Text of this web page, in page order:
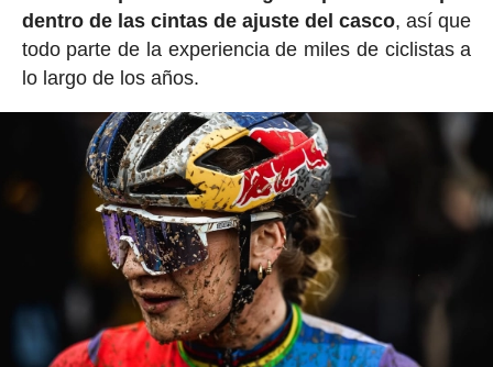
dentro de las cintas de ajuste del casco, así que
todo parte de la experiencia de miles de ciclistas a
lo largo de los años.